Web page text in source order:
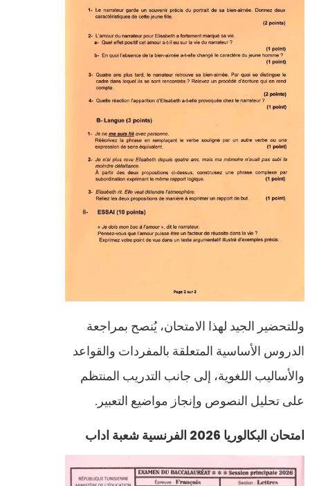
وللتحضير الجيد لهذا الامتحان، يُنصح بمراجعة
الدروس الأساسية المتعلقة بالمفردات والقواعد
والأساليب اللغوية، إلى جانب التدريب المنتظم
على تحليل النصوص وإنجاز مواضيع التعبير.
امتحان البكالوريا 2026 الفرنسية شعبة اداب